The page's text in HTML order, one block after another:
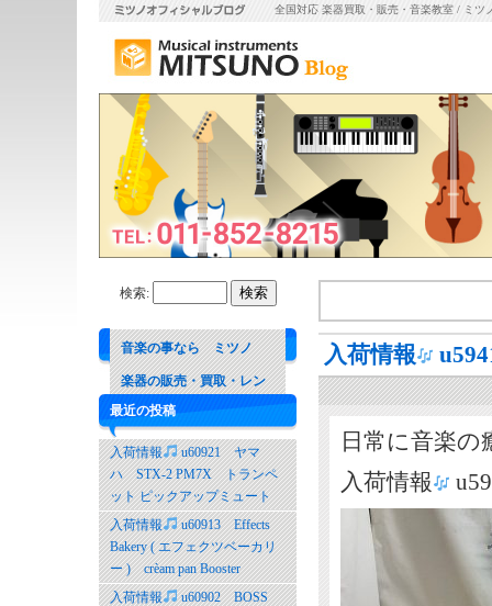
全国対応 楽器買取・販売・音楽教室 / ミツ
入荷情報
日常に音楽の
入荷情報
検索:
音楽の事なら ミツノ
楽器の販売・買取・レン
タル 音楽教室
最近の投稿
入荷情報
u60921 ヤマ
ハ STX-2 PM7X トランペ
ット ピックアップミュート
入荷情報
u60913 Effects
Bakery ( エフェクツベーカリ
ー ) crèam pan Booster
入荷情報
u60902 BOSS